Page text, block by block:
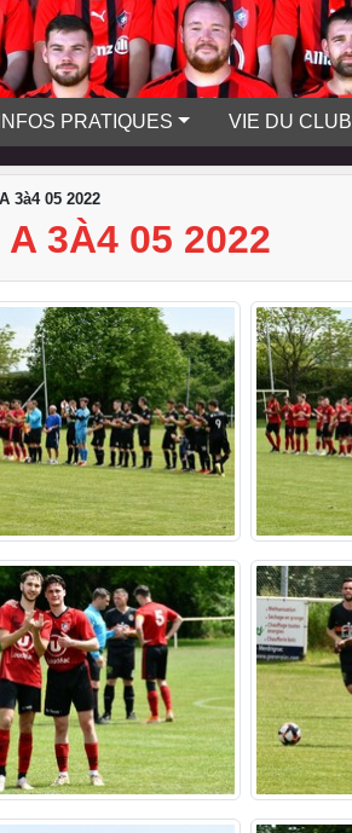
INFOS PRATIQUES VIE DU CLUB
3à4 05 2022
3À4 05 2022